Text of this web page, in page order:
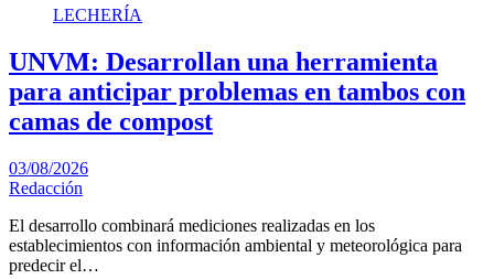
LECHERÍA
UNVM: Desarrollan una herramienta
para anticipar problemas en tambos con
camas de compost
03/08/2026
Redacción
El desarrollo combinará mediciones realizadas en los
establecimientos con información ambiental y meteorológica para
predecir el…